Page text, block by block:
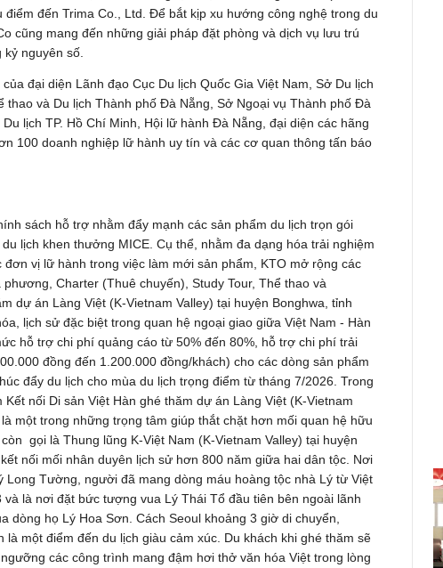
đến Trima Co., Ltd. Để bắt kịp xu hướng công nghệ trong du
cũng mang đến những giải pháp đặt phòng và dịch vụ lưu trú
nguyên số.
đại diện Lãnh đạo Cục Du lịch Quốc Gia Việt Nam, Sở Du lịch
thao và Du lịch Thành phố Đà Nẵng, Sở Ngoại vụ Thành phố Đà
lịch TP. Hồ Chí Minh, Hội lữ hành Đà Nẵng, đại diện các hãng
100 doanh nghiệp lữ hành uy tín và các cơ quan thông tấn báo
sách hỗ trợ nhằm đẩy mạnh các sản phẩm du lịch trọn gói
lịch khen thưởng MICE. Cụ thể, nhằm đa dạng hóa trải nghiệm
vị lữ hành trong việc làm mới sản phẩm, KTO mở rộng các
Charter (Thuê chuyến), Study Tour, Thể thao và
dự án Làng Việt (K-Vietnam Valley) tại huyện Bonghwa, tỉnh
lịch sử đặc biệt trong quan hệ ngoại giao giữa Việt Nam - Hàn
hỗ trợ chi phí quảng cáo từ 50% đến 80%, hỗ trợ chi phí trải
đồng đến 1.200.000 đồng/khách) cho các dòng sản phẩm
đẩy du lịch cho mùa du lịch trọng điểm từ tháng 7/2026. Trong
nối Di sản Việt Hàn ghé thăm dự án Làng Việt (K-Vietnam
một trong những trọng tâm giúp thắt chặt hơn mối quan hệ hữu
gọi là Thung lũng K-Việt Nam (K-Vietnam Valley) tại huyện
nối mối nhân duyên lịch sử hơn 800 năm giữa hai dân tộc. Nơi
Long Tường, người đã mang dòng máu hoàng tộc nhà Lý từ Việt
là nơi đặt bức tượng vua Lý Thái Tổ đầu tiên bên ngoài lãnh
dòng họ Lý Hoa Sơn. Cách Seoul khoảng 3 giờ di chuyển,
một điểm đến du lịch giàu cảm xúc. Du khách khi ghé thăm sẽ
các công trình mang đậm hơi thở văn hóa Việt trong lòng